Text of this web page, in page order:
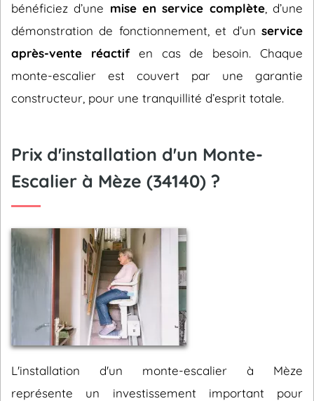
bénéficiez d’une mise en service complète, d’une
démonstration de fonctionnement, et d’un service
après-vente réactifen cas de besoin. Chaque
monte-escalier est couvert par une garantie
constructeur, pour une tranquillité d’esprit totale.
Prix d'installation d'un Monte-
Escalier à Mèze (34140) ?
L'installation d'un monte-escalier à Mèze
représente un investissement important pour